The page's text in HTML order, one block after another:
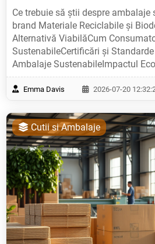
Ce trebuie să știi despre ambalaje sustenabile pentru brand Materiale Reciclabile și Biodegradabile: O Alternativă ViabilăCum Consumatorii Percep Ambalajele SustenabileCertificări și Standarde Internaționale pentru Ambalaje SustenabileImpactul Economic al Schimbărilor de AmbalajInovații Tehnologice în Ambalajele SustenabileReglementări și Exigente Legale Globale Materiale Reciclabile și Biodegradabile: O Alternativă Viabilă Tip de Material Caracteristici Principale Aplicații Comune Avantaje Dezavantaje Plastic Reciclabil (PET, HDPE) Reutilizabil în procese industriale, ușor de prelucrat, rezistent la impact. Ambalaje pentru băuturi, produse alimentare, produse de curățenie. Reducerea consumului de resurse virgine, compatibilitate cu infrastructura existentă de reciclare. Costuri de procesare ridicate, nevoia de separare riguroasă a deșeurilor. Plastic Biodegradabil (PLA, PHA) Se descompune în condiții naturale, sub influența microorganismelor. Ambalaje pentru produse alimentare, produse farmaceutice, materiale de uz unic. Reducerea poluării solului și a apei, compatibilitate cu procesele de compostare industrială. Costuri de producție mai mari, nevoia de condiții specifice pentru descompunere. Carton Reciclat Material ușor, durabil, cu potențial ridicat de reciclare. Ambalaje pentru produse alimentare, livrări, pachete de transport. Reutilizabil, compatibil cu procesele de reciclare industriale, imagine ecologică pozitivă. Ușor de umezit, limitări în rezistența la umiditate. Sticlă Reciclată Indestructibilă, inertă chimic, reutilizabilă de mai multe ori. Ambalaje pentru băuturi, produse cosmetice, lichide industriale. Reciclare eficientă, imagine de calitate, compatibilitate cu standardele de siguranță. Greutate mare, costuri de transport mari, fragilitate la impact. Reciclarea reprezintă procesul de transformare a deșeurilor în materii prime care pot fi folosite pentru producerea de noi produse. În industria ambalajelor, materialele reciclabile (cum ar fi plasticul PET sau cartonul) reduc nevoia de resurse virgine și contribuie la economia circulară. Biodegradabilitatea se referă la capacitatea unui material de a fi descompus de către microorganisme în substanțe naturale, fără a lăsa resturi toxice. Materialele biodegradabile (PLA, PHA) sunt ideale pentru ambalaje care intră în contact cu produse alimentare sau pentru aplicații în medii naturale. Compatibilitatea cu infrastructura existentă este un factor critic. De exemplu, plasticul PET este compatibil cu sistemele de reciclare standard, în timp ce bioplasticele necesită investiții în echipamente speciale pentru descompunere. "Alegerea materialelor reciclabile și biodegradabile nu este doar o decizie ecologică, ci și o strategie de afaceri. Consumatorii moderni valorizează brandurile care adoptă practici sustenabile, iar acest lucru poate duce la creșterea loialității clienților și la avantaje competitive pe piață." Factor Materiale Reciclabile Materiale Biodegradabile Costuri de producție Medii, dar pot fi reduse prin economii de scară. Înalte, din cauza tehnologiei specifice. Impact asupra mediului Redus, prin economisirea resurselor. Zero emisii de CO₂ în procesul de descompunere. Termen de viață Indefinit, dacă sunt reutilizate. Limitat, în funcție de condițiile de descompunere. Reglementări Conform cu standardele europene de reciclare. Depinde de legislația locală privind biodegradabilitatea. Challenges în implementare: Costurile inițiale de tranziție pot fi mari, mai ales pentru companiile mici. Nevoia de educație a consumatorilor privind corectul mod de reciclare sau decompozitie. Limitările tehnologice în producerea de materiale biodegradabile la scară industrială. Beneficii pentru branduri: Creșterea imaginii de brand prin asocierea cu valorile sustenabile. Conformitatea cu normele europene și globale privind reducerea deșeurilor. Accesul la piețe noi, cum ar fi cele pentru produse eco-friendly. Tip de Ambalaj Exemple de Materiale Aplicații Recomandate Sticle pentru băuturi Sticlă reciclată Produse alcoolice, apă minerală, sucuri. Boxe pentru produse alimentare Carton reciclat cu strat de film biodegradabil Produse de patiserie, fructe, legume. Ușile de ambalaj pentru produse de curățenie Plastic PET reciclat Detergenți, produse pentru curățarea caselor. Sticle pentru produse farmaceutice Sticlă cu etichete din hârtie reciclată Medicamente, produse cosmetice, lichide pentru uz medical. Strategii de implementare: Colaborarea cu furnizorii pentru a asigura materiale reciclabile sau biodegradabile. Testarea materialelor în condiții reale pentru a evita problemele de compatibilitate. Investiția în campanii de educație pentru consumatori despre importanța reciclării. Exemple de branduri de succes: Un brand de băuturi a înlocuit ambalajele din plastic cu sticle reciclate, reducând emisiile de CO₂ cu 30%. O companie de produse alimentare a adoptat cutii din carton reciclat, obținând un plus de 15% în loialitatea clienților. "Materialele reciclabile și biodegradabile reprezintă nu doar o soluție pentru protejarea mediului, ci și o oportunitate strategică pentru branduri care doresc să se adapteze la cerințele pieței moderne. Investiția în sustenabilitate se transformă într-un avantaj competitiv durabil." Cum Consumatorii Percep Ambalajele Sustenabile Percepția consumatorilor față de ambalajele sustenabile este influențată de o combinație de factori, inclusiv conștientizarea ecologică, experiența personală, calitatea produsului și transparența informației oferite de branduri. În industria generală, unde ambalajele sunt un element esențial pentru protecția
Emma Davis 2026-07-20
Cutii si Ambalaje